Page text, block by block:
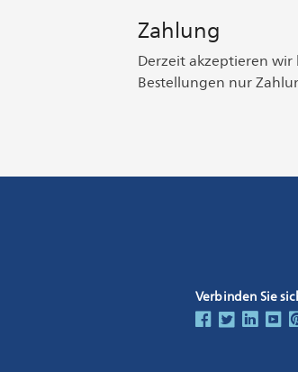
Zahlung
Derzeit akzeptieren wir
Bestellungen nur
Verbinden Sie